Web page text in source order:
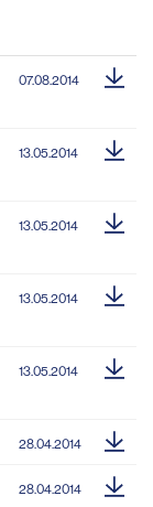
07.08.2014
13.05.2014
13.05.2014
13.05.2014
13.05.2014
28.04.2014
28.04.2014